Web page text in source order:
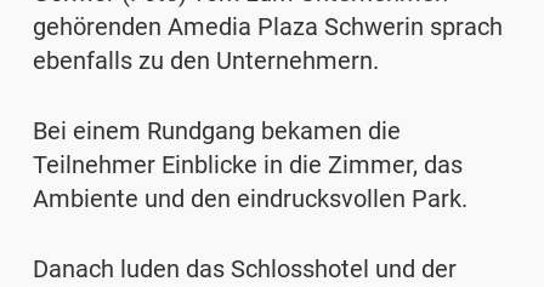
gehörenden Amedia Plaza Schwerin sprach
ebenfalls zu den Unternehmern.
Bei einem Rundgang bekamen die
Teilnehmer Einblicke in die Zimmer, das
Ambiente und den eindrucksvollen Park.
Danach luden das Schlosshotel und der